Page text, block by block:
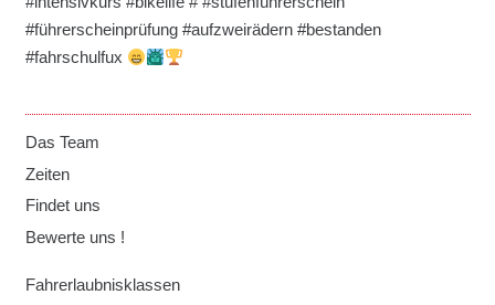
#führerscheinprüfung #aufzweirädern #bestanden
#fahrschulfux
Das Team
Zeiten
Findet uns
Bewerte uns !
Fahrerlaubnisklassen